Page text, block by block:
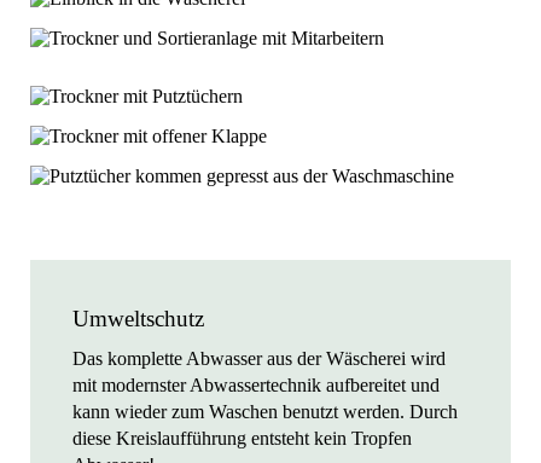
Umweltschutz
Das komplette Abwasser aus der Wäscherei wird
mit modernster Abwassertechnik aufbereitet und
kann wieder zum Waschen benutzt werden. Durch
diese Kreislaufführung entsteht kein Tropfen